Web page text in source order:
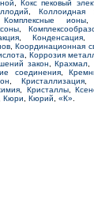
,Кокс пековый
,Коллоидная
Комплексные ионы
,
Конденсация
,Координационная
Коррозия
закон ,Крахмал ,
соединения,
Кристаллизация,
Кристаллы,
Кюри Кюрий «К»